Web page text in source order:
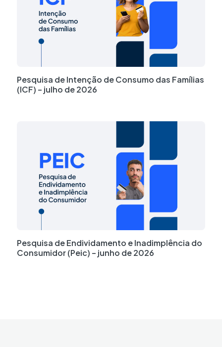
Pesquisa de Intenção de Consumo das Famílias
(ICF) – julho de 2026
Pesquisa de Endividamento e Inadimplência do
Consumidor (Peic) – junho de 2026